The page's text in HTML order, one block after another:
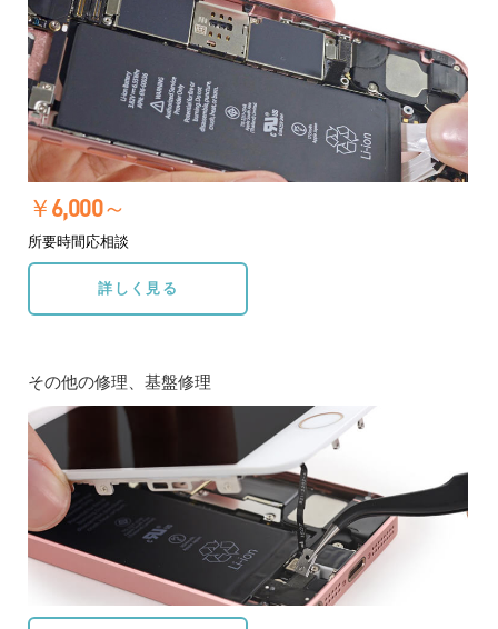
￥6,000～
所要時間応相談
詳しく見る
その他の修理、基盤修理